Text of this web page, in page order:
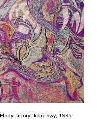
linoryt kolorowy, 1995